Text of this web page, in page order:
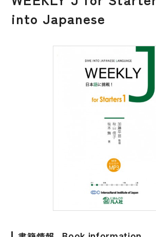
イベント
付属物の使い方について
教科書採用について
書籍の内容について
原稿・企画の持ち込みにつ
その他の質問
日本語学習者用教科書
ビジネスパーソン・研修生向け
into Japanese